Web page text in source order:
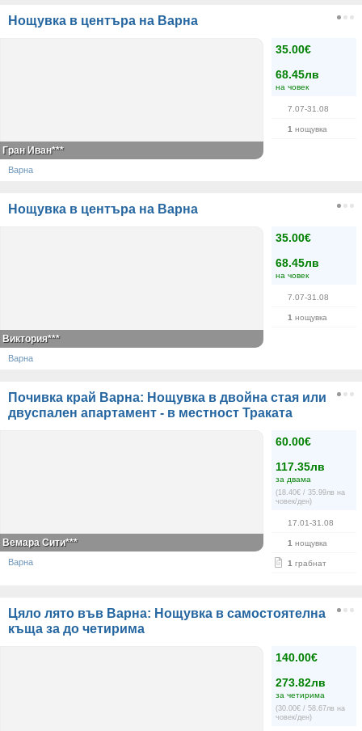
Нощувка в центъра на Варна
35.00€
68.45лв
на човек
7.07-31.08
1 нощувка
Гран Иван***
Варна
Нощувка в центъра на Варна
35.00€
68.45лв
на човек
7.07-31.08
1 нощувка
Виктория***
Варна
Почивка край Варна: Нощувка в двойна стая или
двуспален апартамент - в местност Траката
60.00€
117.35лв
за двама
(18.40€ / 35.99лв на
човек/ден)
17.01-31.08
1 нощувка
1 грабнат
Вемара Сити***
Варна
Цяло лято във Варна: Нощувка в самостоятелна
къща за до четирима
140.00€
273.82лв
за четирима
(30.00€ / 58.67лв на
човек/ден)